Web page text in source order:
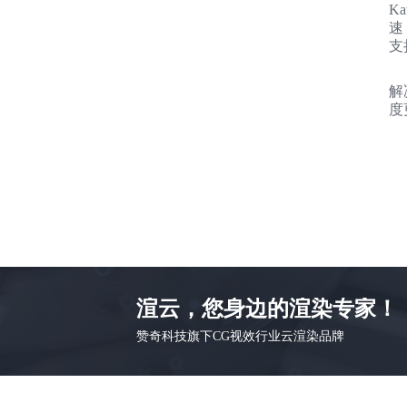
速
支
解
渲云，您身边的渲染专家！
赞奇科技旗下CG视效行业云渲染品牌